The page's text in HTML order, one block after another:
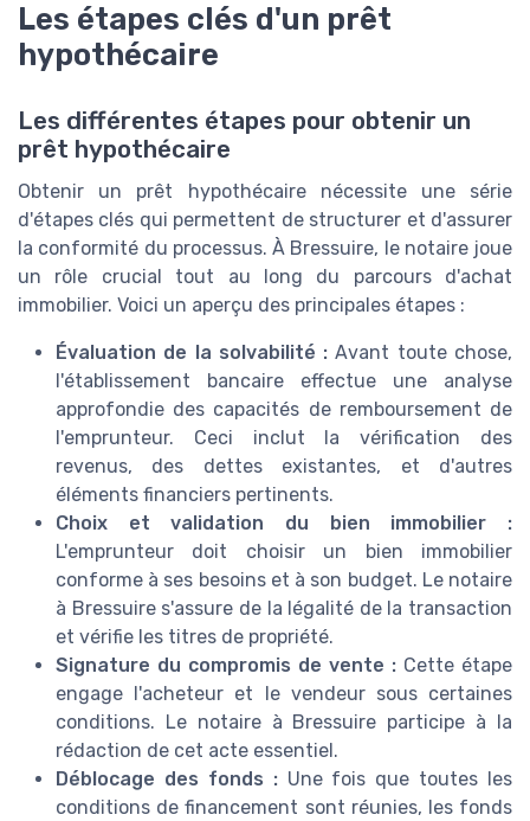
Les étapes clés d'un prêt
hypothécaire
Les différentes étapes pour obtenir un
prêt hypothécaire
Obtenir un prêt hypothécaire nécessite une série
d'étapes clés qui permettent de structurer et d'assurer
la conformité du processus. À Bressuire, le notaire joue
un rôle crucial tout au long du parcours d'achat
immobilier. Voici un aperçu des principales étapes :
Évaluation de la solvabilité :Avant toute chose,
l'établissement bancaire effectue une analyse
approfondie des capacités de remboursement de
l'emprunteur. Ceci inclut la vérification des
revenus, des dettes existantes, et d'autres
éléments financiers pertinents.
Choix et validation du bien immobilier :
L'emprunteur doit choisir un bien immobilier
conforme à ses besoins et à son budget. Le notaire
à Bressuire s'assure de la légalité de la transaction
et vérifie les titres de propriété.
Signature du compromis de vente : Cette étape
engage l'acheteur et le vendeur sous certaines
conditions. Le notaire à Bressuire participe à la
rédaction de cet acte essentiel.
Déblocage des fonds : Une fois que toutes les
conditions de financement sont réunies, les fonds